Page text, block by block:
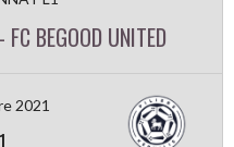
BEGOOD UNITED
2021